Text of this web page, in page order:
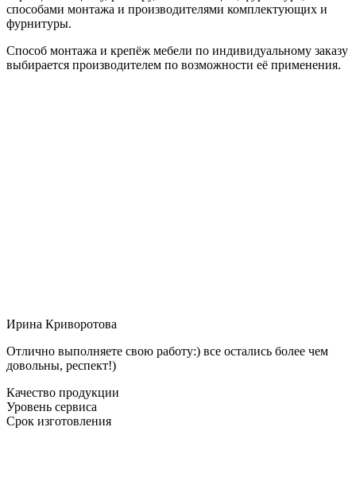
способами монтажа и производителями комплектующих и
фурнитуры.
Способ монтажа и крепёж мебели по индивидуальному заказу
выбирается производителем по возможности её применения.
Ирина Криворотова
Отлично выполняете свою работу:) все остались более чем
довольны, респект!)
Качество продукции
Уровень сервиса
Срок изготовления